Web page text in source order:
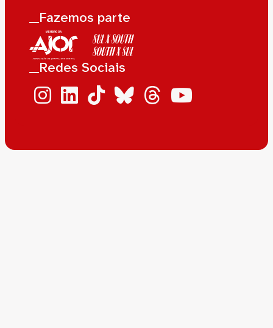
__Fazemos parte
__Redes Sociais